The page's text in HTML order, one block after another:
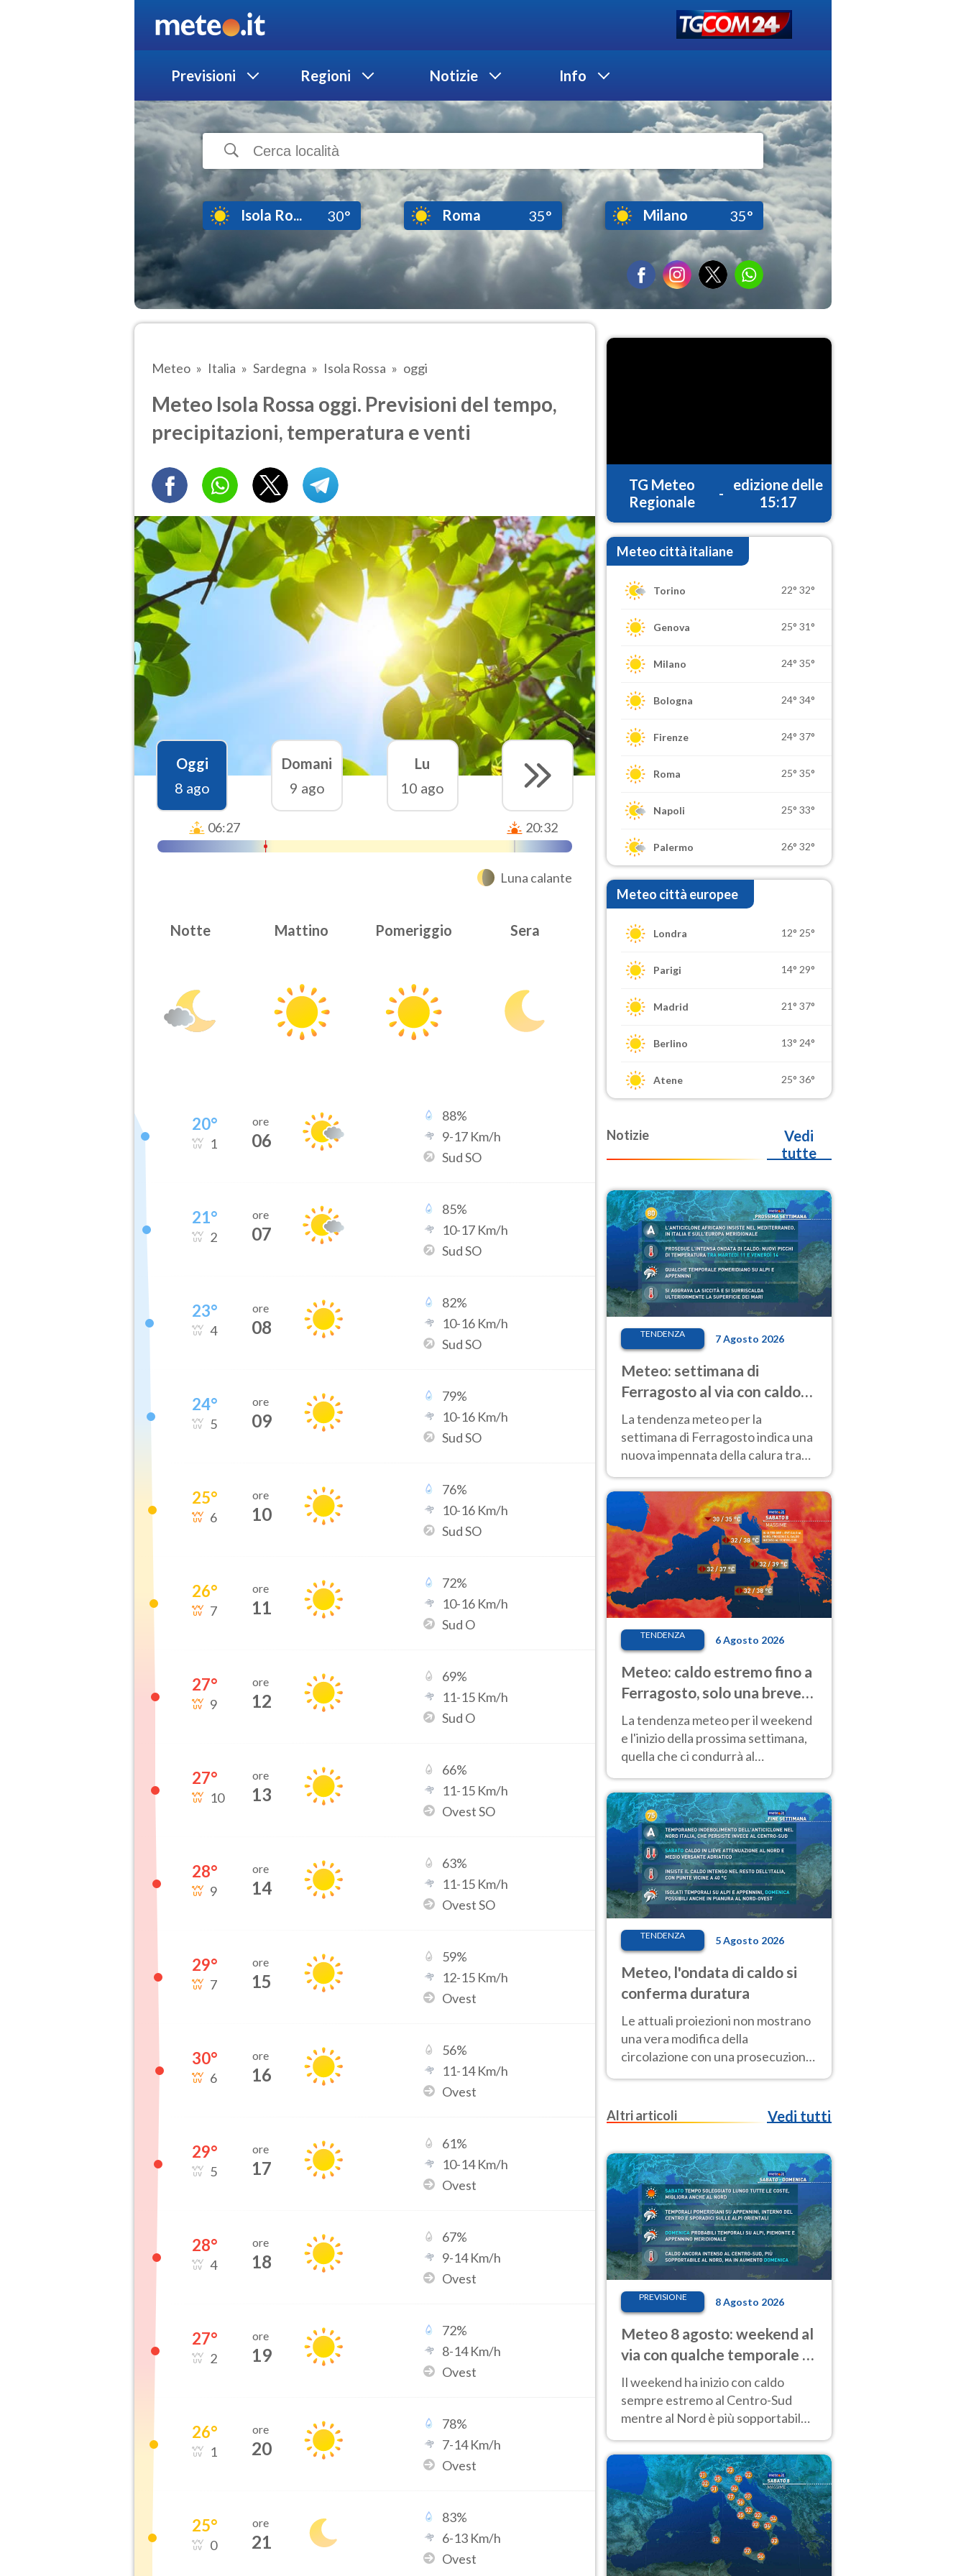
Previsioni Regioni Notizie Info
Isola Ro... 30° Roma 35° Milano 35°
Meteo Italia Sardegna Isola Rossa oggi
Meteo Isola Rossa oggi. Previsioni del tempo,
precipitazioni, temperatura e venti
Oggi
8 ago
Domani
9 ago
Lu
10 ago
06:27 20:32
Luna calante
Notte Mattino Pomeriggio Sera
20°
1
ore
06
88%
9-17 Km/h
Sud SO
21°
2
ore
07
85%
10-17 Km/h
Sud SO
23°
4
ore
08
82%
10-16 Km/h
Sud SO
24°
5
ore
09
79%
10-16 Km/h
Sud SO
25°
6
ore
10
76%
10-16 Km/h
Sud SO
26°
7
ore
11
72%
10-16 Km/h
Sud O
27°
9
ore
12
69%
11-15 Km/h
Sud O
27°
10
ore
13
66%
11-15 Km/h
Ovest SO
28°
9
ore
14
63%
11-15 Km/h
Ovest SO
29°
7
ore
15
59%
12-15 Km/h
Ovest
30°
6
ore
16
56%
11-14Km/h
Ovest
29°
5
ore
17
61%
10-14Km/h
Ovest
28°
4
ore
18
67%
9-14Km/h
Ovest
27°
2
ore
19
72%
8-14Km/h
Ovest
26°
1
ore
20
78%
7-14Km/h
Ovest
25°
0
ore
21
83%
6-13 Km/h
Ovest
TG Meteo
Regionale
-
edizione delle
15:17
Meteo città italiane
Torino 22° 32°
Genova 25° 31°
Milano 24° 35°
Bologna 24° 34°
Firenze 24° 37°
Roma 25° 35°
Napoli 25° 33°
Palermo 26° 32°
Meteo città europee
Londra 12° 25°
Parigi 14° 29°
Madrid 21° 37°
Berlino 13° 24°
Atene 25° 36°
Notizie
Vedi
tutte
TENDENZA 7 Agosto 2026
Meteo: settimana di
Ferragosto al via con caldo
intenso e qualche temporale
La tendenza meteo per la
settimana di Ferragosto indica una
nuova impennata della calura tra
anche al Nord.
TENDENZA 6 Agosto 2026
Meteo: caldo estremo fino a
Ferragosto, solo una breve
pausa. Ecco dove
La tendenza meteo per il weekend
e l'inizio della prossima settimana,
quella che ci condurrà al
temperature molto elevate
TENDENZA 5 Agosto 2026
Meteo, l'ondata di caldo si
conferma duratura
Le attuali proiezioni non mostrano
una vera modifica della
circolazione con una prosecuzione
del caldo fuori scala per molti
Ferragosto
Altri articoli Vedi tutti
PREVISIONE 8 Agosto 2026
Meteo 8 agosto: weekend al
via con qualche temporale e
caldo estremo al Centro-Sud
Il weekend ha inizio con caldo
sempre estremo al Centro-Sud
mentre al Nord è più sopportabile
calore sui rilievi.